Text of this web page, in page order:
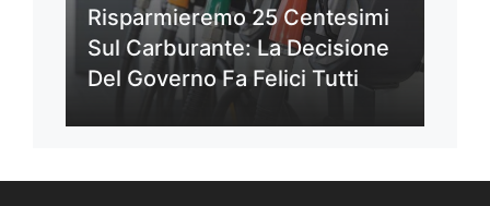
Risparmieremo 25 Centesimi
Sul Carburante: La Decisione
Del Governo Fa Felici Tutti